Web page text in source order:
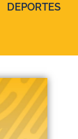
DEPORTES